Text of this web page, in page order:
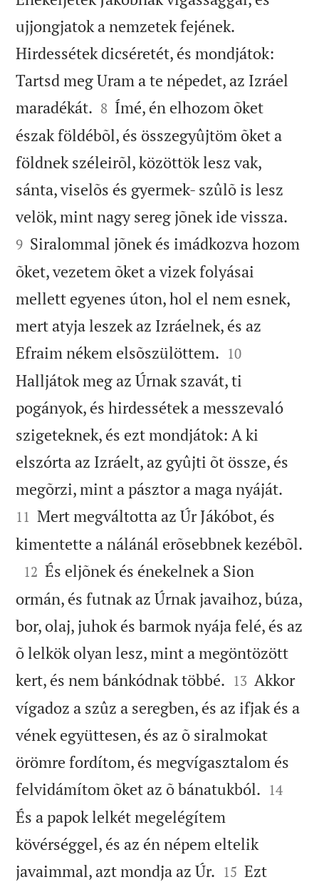
ujjongjatok a nemzetek fejének.
Hirdessétek dicséretét, és mondjátok:
Tartsd meg Uram a te népedet, az Izráel
maradékát. 

8 Ímé, én elhozom õket
észak földébõl, és összegyûjtöm õket a
földnek széleirõl, közöttök lesz vak,
sánta, viselõs és gyermek- szûlõ is lesz
velök, mint nagy sereg jõnek ide vissza.
9 Siralommal jõnek és imádkozva hozom
õket, vezetem õket a vizek folyásai
mellett egyenes úton, hol el nem esnek,
mert atyja leszek az Izráelnek, és az
Efraim nékem elsõszülöttem. 

10
Halljátok meg az Úrnak szavát, ti
pogányok, és hirdessétek a messzevaló
szigeteknek, és ezt mondjátok: A ki
elszórta az Izráelt, az gyûjti õt össze, és
megõrzi, mint a pásztor a maga nyáját.
11 Mert megváltotta az Úr Jákóbot, és
kimentette a nálánál erõsebbnek kezébõl.

12 És eljõnek és énekelnek a Sion
ormán, és futnak az Úrnak javaihoz, búza,
bor, olaj, juhok és barmok nyája felé, és az
õ lelkök olyan lesz, mint a megöntözött
kert, és nem bánkódnak többé. 

13 Akkor
vígadoz a szûz a seregben, és az ifjak és a
vének együttesen, és az õ siralmokat
örömre fordítom, és megvígasztalom és
felvidámítom õket az õ bánatukból. 

14
És a papok lelkét megelégítem
kövérséggel, és az én népem eltelik
javaimmal, azt mondja az Úr. 

15 Ezt